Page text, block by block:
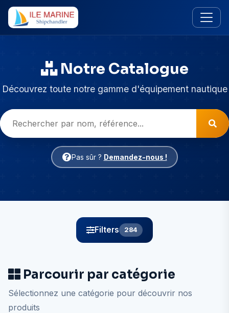
Notre Catalogue
Découvrez toute notre gamme d'équipement nautique
Pas sûr ? Demandez-nous !
Filters 284
Parcourir par catégorie
Sélectionnez une catégorie pour découvrir nos
produits